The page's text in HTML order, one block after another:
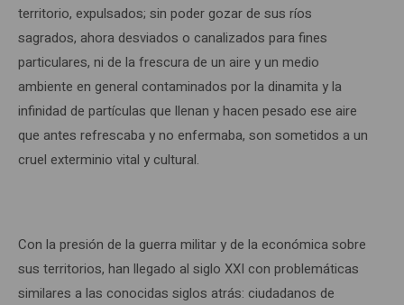
territorio, expulsados; sin poder gozar de sus ríos
sagrados, ahora desviados o canalizados para fines
particulares, ni de la frescura de un aire y un medio
ambiente en general contaminados por la dinamita y la
infinidad de partículas que llenan y hacen pesado ese aire
que antes refrescaba y no enfermaba, son sometidos a un
cruel exterminio vital y cultural.
Con la presión de la guerra militar y de la económica sobre
sus territorios, han llegado al siglo XXI con problemáticas
similares a las conocidas siglos atrás: ciudadanos de